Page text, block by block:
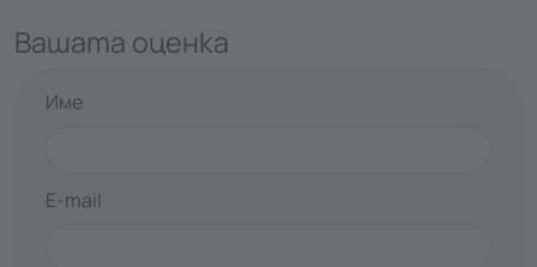
Вашата оценка
Име
E-mail